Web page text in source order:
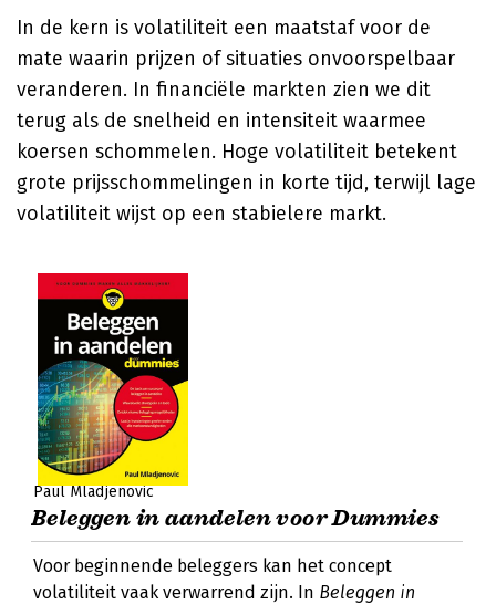
In de kern is volatiliteit een maatstaf voor de
mate waarin prijzen of situaties onvoorspelbaar
veranderen. In financiële markten zien we dit
terug als de snelheid en intensiteit waarmee
koersen schommelen. Hoge volatiliteit betekent
grote prijsschommelingen in korte tijd, terwijl lage
volatiliteit wijst op een stabielere markt.
Paul Mladjenovic
Beleggen in aandelen voor Dummies
Voor beginnende beleggers kan het concept
volatiliteit vaak verwarrend zijn. In Beleggen in